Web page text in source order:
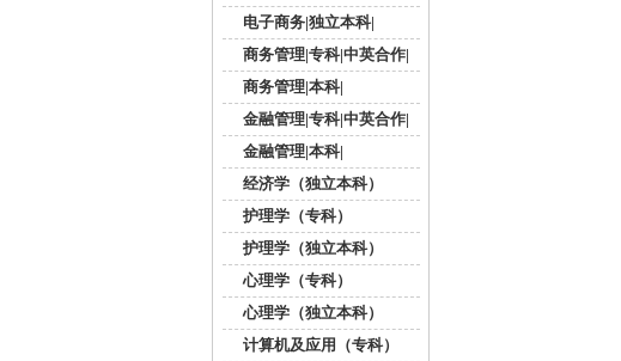
电子商务|独立本科|
商务管理|专科|中英合作|
商务管理|本科|
金融管理|专科|中英合作|
金融管理|本科|
经济学（独立本科）
护理学（专科）
护理学（独立本科）
心理学（专科）
心理学（独立本科）
计算机及应用（专科）